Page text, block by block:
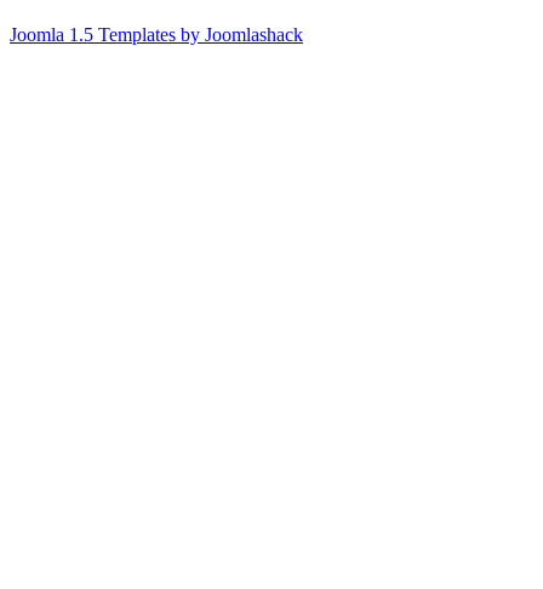
Joomla 1.5 Templates by Joomlashack